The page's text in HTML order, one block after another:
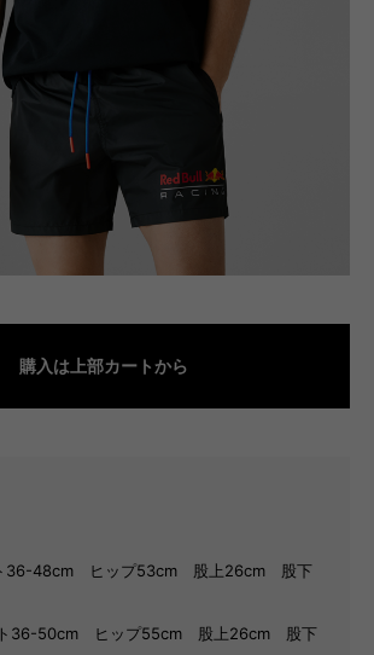
36-48cm ヒップ53cm 股上26cm 股下
ト36-50cm ヒップ55cm 股上26cm 股下
購入は上部カートから